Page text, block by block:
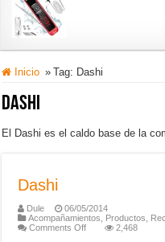
Inicio » Tag: Dashi
Dashi
El Dashi es el caldo base de la
Dashi
Dule
06/05/2014
Acompañamientos
Productos
Comments Offon
2,468